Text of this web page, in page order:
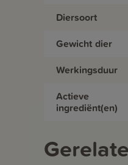
Diersoort
Gewicht dier
Werkingsduur
Actieve
ingrediënt(en)